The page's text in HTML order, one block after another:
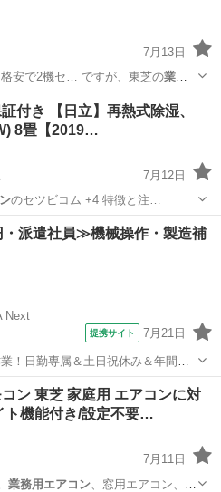
7月13日
安で2機セ… ですが、東芝の業務
くまでも業務用エアコン中古品とい
電
付き 【日立】再熱式除湿、
8畳【2019…
7月12日
のセツビコム +4 特徴と注…
節、空調家電
派遣社員≫機械操作・製造補
Next
提携サイト 7月21日
！日勤専属＆土日祝休み＆年間休
イカー通勤OK＆無料駐車場あり
《茨城県常陸大宮市》 人気の
その他
ン 東芝 家庭用 エアコンに対
ト機能付き/設定不要…
7月11日
業務用エアコン、窓用エアコン、床